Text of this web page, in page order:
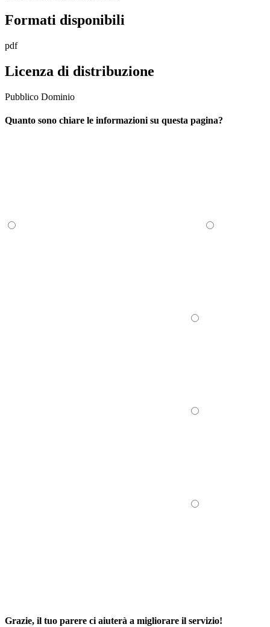
Formati disponibili
pdf
Licenza di distribuzione
Pubblico Dominio
Quanto sono chiare le informazioni su questa pagina?
Grazie, il tuo parere ci aiuterà a migliorare il servizio!